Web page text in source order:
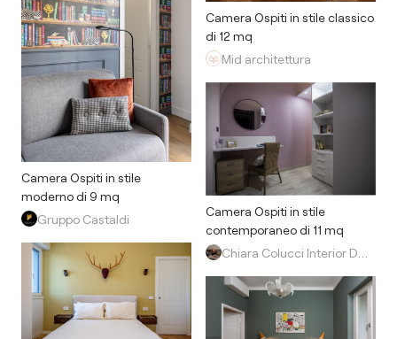
Camera Ospiti in stile
moderno di 9 mq
Gruppo Castaldi
Camera Ospiti in stile classico
di 12 mq
Mid architettura
Camera Ospiti in stile
contemporaneo di 11 mq